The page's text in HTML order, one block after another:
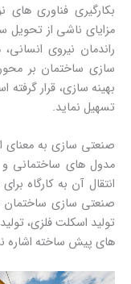
بکارگیری فناوری
مزایای ناشی از تحویل
راندمان نیروی
سازی ساختمان بر
بهینه سازی، قرار
تسهیل نماید.
صنعتی سازی به معنای
مدول های ساختمانی
انتقال آن به کارگاه
صنعتی سازی ساختمان
تولید اسکلت فلزی،
های پیش ساخته اشاره